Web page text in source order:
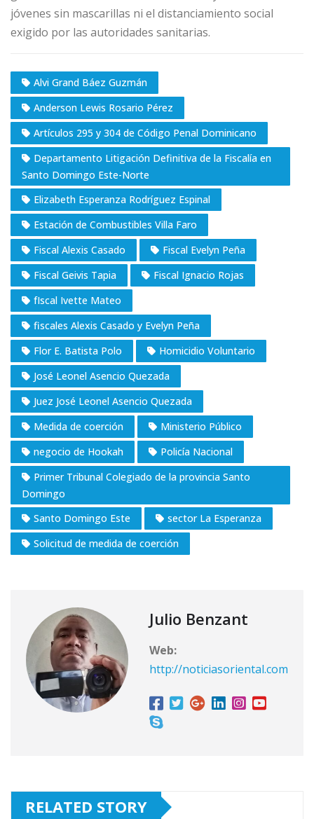
jóvenes sin mascarillas ni el distanciamiento social
exigido por las autoridades sanitarias.
Alvi Grand Báez Guzmán
Anderson Lewis Rosario Pérez
Artículos 295 y 304 de Código Penal Dominicano
Departamento Litigación Definitiva de la Fiscalía en
Santo Domingo Este-Norte
Elizabeth Esperanza Rodríguez Espinal
Estación de Combustibles Villa Faro
Fiscal Alexis Casado
Fiscal Evelyn Peña
Fiscal Geivis Tapia
Fiscal Ignacio Rojas
fIscal Ivette Mateo
fiscales Alexis Casado y Evelyn Peña
Flor E. Batista Polo
Homicidio Voluntario
José Leonel Asencio Quezada
Juez José Leonel Asencio Quezada
Medida de coerción
Ministerio Público
negocio de Hookah
Policía Nacional
Primer Tribunal Colegiado de la provincia Santo
Domingo
Santo Domingo Este
sector La Esperanza
Solicitud de medida de coerción
Julio Benzant
Web:
http://noticiasoriental.com
RELATED STORY